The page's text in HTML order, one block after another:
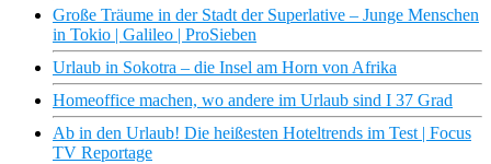
Große Träume in der Stadt der Superlative – Junge Menschen
in Tokio | Galileo | ProSieben
Urlaub in Sokotra – die Insel am Horn von Afrika
Homeoffice machen, wo andere im Urlaub sind I 37 Grad
Ab in den Urlaub! Die heißesten Hoteltrends im Test | Focus
TV Reportage